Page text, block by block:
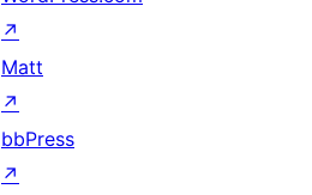
↗
Matt
↗
bbPress
↗